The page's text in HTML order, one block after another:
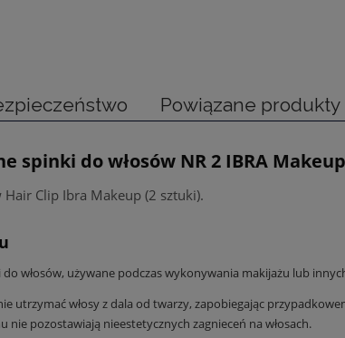
Powiązane produkty
spinki do włosów NR 2 IBRA Makeup
Hair Clip Ibra Makeup (2 sztuki).
włosów, używane podczas wykonywania makijażu lub
utrzymać włosy z dala od twarzy, zapobiegając
nie pozostawiają nieestetycznych zagnieceń na włosach.